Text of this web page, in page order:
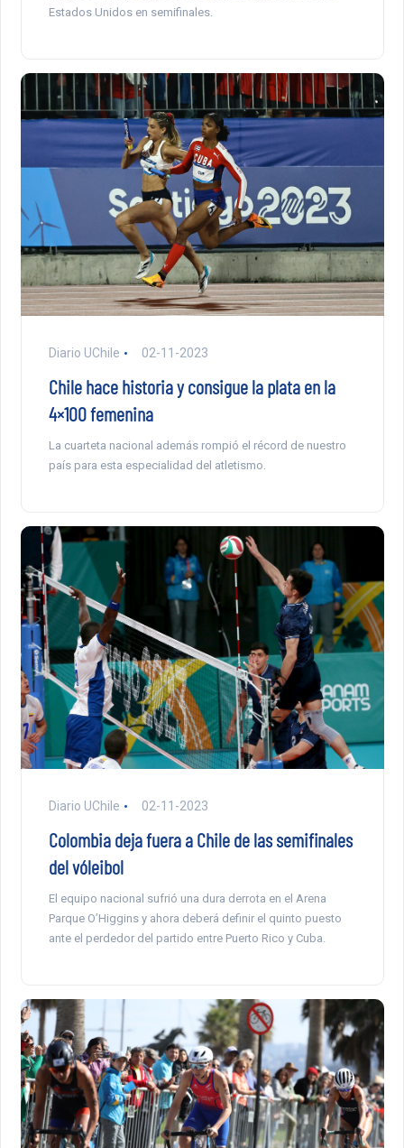
Estados Unidos en semifinales.
Diario UChile 02-11-2023
Chile hace historia y consigue la plata en la
4×100 femenina
La cuarteta nacional además rompió el récord de nuestro
país para esta especialidad del atletismo.
Diario UChile 02-11-2023
Colombia deja fuera a Chile de las semifinales
del vóleibol
El equipo nacional sufrió una dura derrota en el Arena
Parque O’Higgins y ahora deberá definir el quinto puesto
ante el perdedor del partido entre Puerto Rico y Cuba.